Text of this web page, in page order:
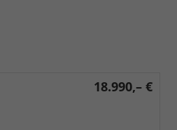
18.990,– €